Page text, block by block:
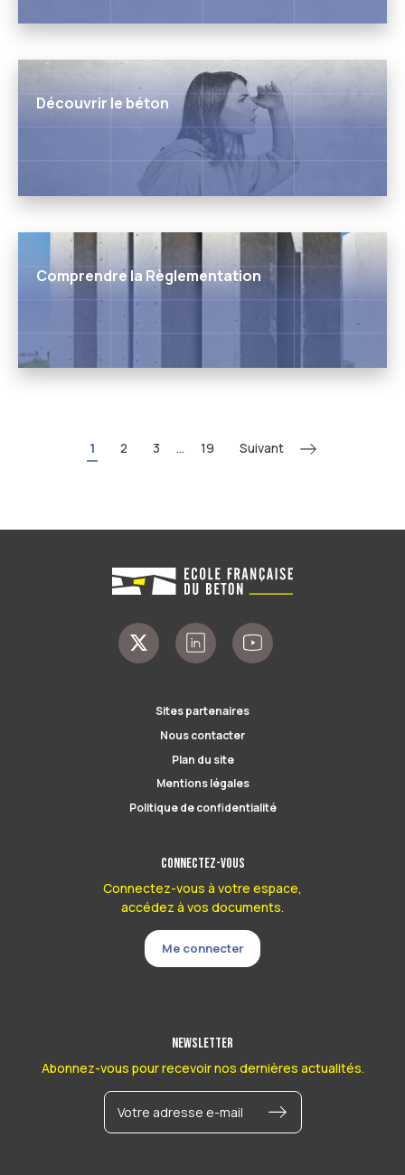
Découvrir le béton
Comprendre la Règlementation
1 2 3 ... 19 Suivant
Sites partenaires
Nous contacter
Plan du site
Mentions légales
Politique de confidentialité
Connectez-vous
Connectez-vous à votre espace,
accédez à vos documents.
Me connecter
Newsletter
Abonnez-vous pour recevoir nos dernières actualités.